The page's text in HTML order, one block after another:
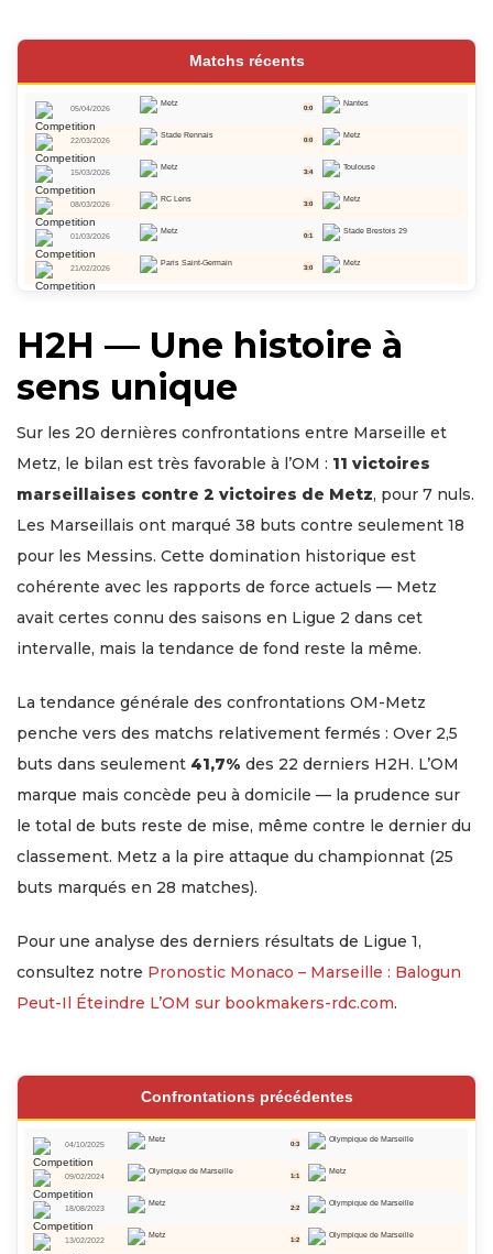
Matchs récents
05/04/2026
Metz 0:0 Nantes
22/03/2026
Stade Rennais 0:0 Metz
15/03/2026
Metz 3:4 Toulouse
08/03/2026
RC Lens 3:0 Metz
01/03/2026
Metz 0:1 Stade Brestois 29
21/02/2026
Paris Saint-Germain 3:0 Metz
H2H — Une histoire à
sens unique
Sur les 20 dernières confrontations entre Marseille et
Metz, le bilan est très favorable à l’OM : 11 victoires
marseillaises contre 2 victoires de Metz, pour 7 nuls.
Les Marseillais ont marqué 38 buts contre seulement 18
pour les Messins. Cette domination historique est
cohérente avec les rapports de force actuels — Metz
avait certes connu des saisons en Ligue 2 dans cet
intervalle, mais la tendance de fond reste la même.
La tendance générale des confrontations OM-Metz
penche vers des matchs relativement fermés : Over 2,5
buts dans seulement 41,7% des 22 derniers H2H. L’OM
marque mais concède peu à domicile — la prudence sur
le total de buts reste de mise, même contre le dernier du
classement. Metz a la pire attaque du championnat (25
buts marqués en 28 matches).
Pour une analyse des derniers résultats de Ligue 1,
consultez notre Pronostic Monaco – Marseille : Balogun
Peut-Il Éteindre L’OM sur bookmakers-rdc.com.
Confrontations précédentes
04/10/2025
Metz 0:3 Olympique de Marseille
09/02/2024
Olympique de Marseille 1:1 Metz
18/08/2023
Metz 2:2 Olympique de Marseille
13/02/2022
Metz 1:2 Olympique de Marseille